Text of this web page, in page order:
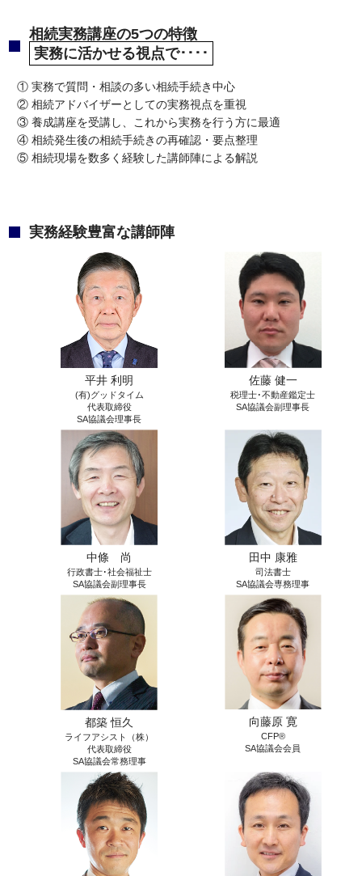
相続実務講座の5つの特徴
実務に活かせる視点で････
① 実務で質問・相談の多い相続手続き中心
② 相続アドバイザーとしての実務視点を重視
③ 養成講座を受講し、これから実務を行う方に最適
④ 相続発生後の相続手続きの再確認・要点整理
⑤ 相続現場を数多く経験した講師陣による解説
実務経験豊富な講師陣
平井 利明
(有)グッドタイム
代表取締役
SA協議会理事長
佐藤 健一
税理士･不動産鑑定士
SA協議会副理事長
中條 尚
⾏政書⼠･社会福祉⼠
SA協議会副理事長
田中 康雅
司法書士
SA協議会専務理事
都築 恒久
ライフアシスト（株）
代表取締役
SA協議会常務理事
向藤原 寛
CFP®
SA協議会会員